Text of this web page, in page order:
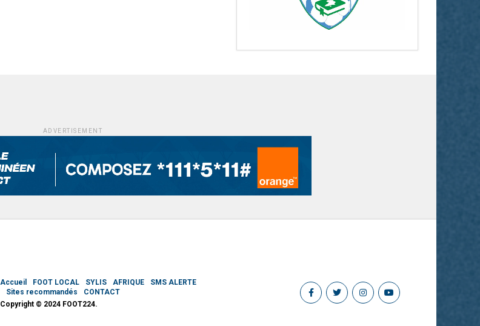
ADVERTISEMENT
Accueil FOOT LOCAL SYLIS AFRIQUE
SMS ALERTE
Sites recommandés
CONTACT
Copyright © 2024 FOOT224.